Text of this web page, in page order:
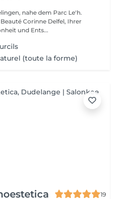
nahe dem Parc Le'h.
Corinne Delfel, Ihrer
und Ents...
(toute la forme)
19